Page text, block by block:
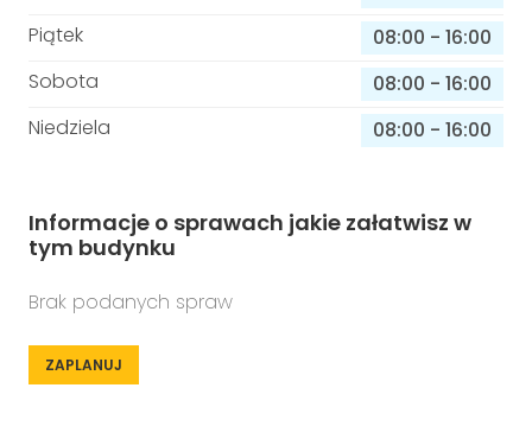
Piątek
08:00 - 16:00
Sobota
08:00 - 16:00
Niedziela
08:00 - 16:00
Informacje o sprawach jakie załatwisz w
tym budynku
Brak podanych spraw
ZAPLANUJ